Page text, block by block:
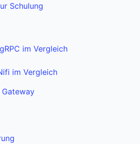
Schulung
im Vergleich
im Vergleich
Gateway